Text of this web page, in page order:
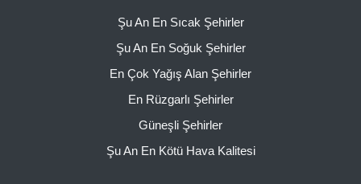
Şu An En Sıcak Şehirler
Şu An En Soğuk Şehirler
En Çok Yağış Alan Şehirler
En Rüzgarlı Şehirler
Güneşli Şehirler
Şu An En Kötü Hava Kalitesi